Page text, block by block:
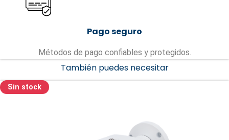
Pago seguro
Métodos de pago confiables y protegidos.
También puedes necesitar
Sin stock